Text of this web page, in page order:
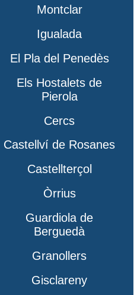
Montclar
Igualada
El Pla del Penedès
Els Hostalets de
Pierola
Cercs
Castellví de Rosanes
Castellterçol
Òrrius
Guardiola de
Berguedà
Granollers
Gisclareny